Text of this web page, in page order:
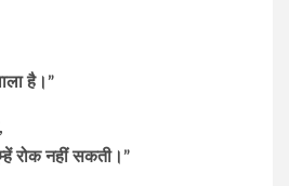
है।”
रोक नहीं सकती।”